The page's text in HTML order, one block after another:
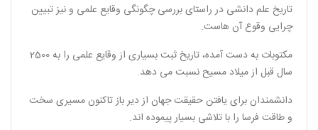
تاریخ علم دانشی در راستای بررسی چگونگی وقایع علمی و نیز تبیین
چرایی وقوع آن هاست.
مکتوبات به دست آمده، تاریخ ثبت بسیاری از وقایع علمی را به 2500
سال قبل از میلاد مسیح نسبت می دهد.
دانشمندان برای یافتن حقیقت جهان از دیر باز تاکنون مسیری سخت
و طاقت فرسا را با تلاشی بسیار پیموده اند.